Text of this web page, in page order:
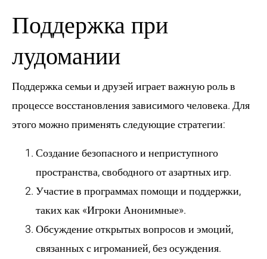
Поддержка при
лудомании
Поддержка семьи и друзей играет важную роль в
процессе восстановления зависимого человека. Для
этого можно применять следующие стратегии:
Создание безопасного и неприступного
пространства, свободного от азартных игр.
Участие в программах помощи и поддержки,
таких как «Игроки Анонимные».
Обсуждение открытых вопросов и эмоций,
связанных с игроманией, без осуждения.